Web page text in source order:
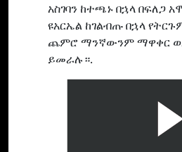
አስገባን ከተጫኑ በኋላ በፍለጋ
ዩአርኤል ከገልብጡ በኋላ
ጨምሮ ማንኛውንም ማዋቀር
ይመራሉ።.